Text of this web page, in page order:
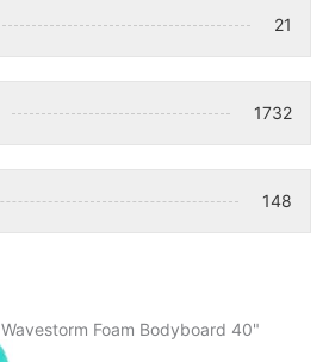
21
1732
148
Wavestorm Foam Bodyboard 40"